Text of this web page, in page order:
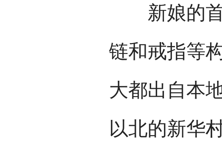
新娘的首
链和戒指等
大都出自本
以北的新华